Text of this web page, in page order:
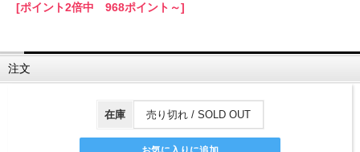
[ポイント2倍中 968ポイント～]
注文
在庫 売り切れ / SOLD OUT